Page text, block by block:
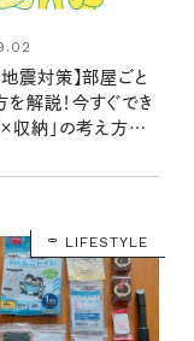
地震対策】部屋ごと
を解説！今すぐでき
×収納」の考え方を
に
LIFESTYLE